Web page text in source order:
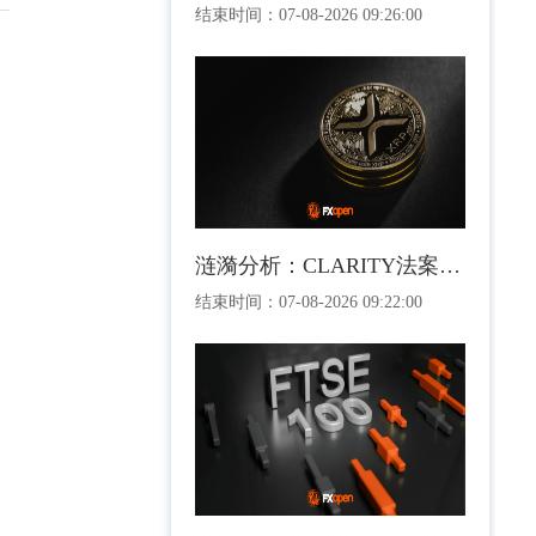
结束时间：07-08-2026 09:26:00
涟漪分析：CLARITY法案投票及与合并法案的突破
结束时间：07-08-2026 09:22:00